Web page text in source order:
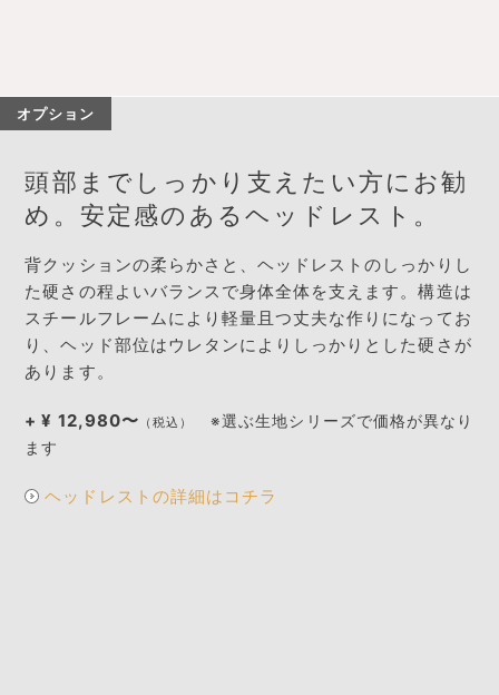
オプション
頭部までしっかり支えたい方にお勧
め。安定感のあるヘッドレスト。
背クッションの柔らかさと、ヘッドレストのしっかりし
た硬さの程よいバランスで身体全体を支えます。構造は
スチールフレームにより軽量且つ丈夫な作りになってお
り、ヘッド部位はウレタンによりしっかりとした硬さが
あります。
+ ¥ 12,980〜 （税込）
※選ぶ生地シリーズで価格が異なり
ます
ヘッドレストの詳細はコチラ